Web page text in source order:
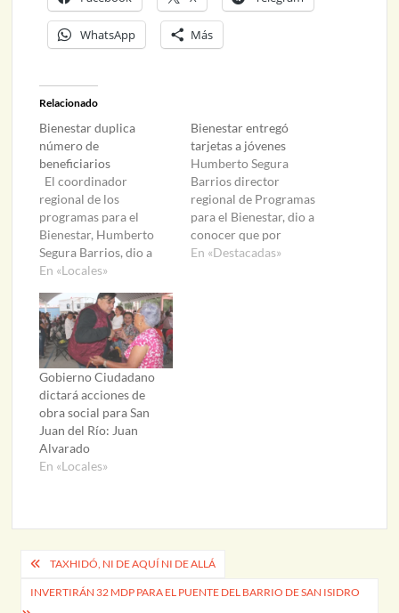
WhatsApp Más
Relacionado
Bienestar duplica
número de
beneficiarios
El coordinador
regional de los
programas para el
Bienestar, Humberto
Segura Barrios, dio a
conocer que, para el
estarán triplicando el
número de beneficiados
del programa de
pensiones para los
adultos mayores.
Explicó que, así como
han aumentado los
beneficiados en San
Juan del Río…
En «Locales»
Bienestar entregó
tarjetas a jóvenes
Humberto Segura
Barrios director
regional de Programas
para el Bienestar, dio a
conocer que por
primera vez se realizó la
En «Destacadas»
Gobierno Ciudadano
dictará acciones de
obra social para San
Juan del Río: Juan
Alvarado
En «Locales»
Navegación
de
TAXHIDÓ, NI DE AQUÍ NI DE ALLÁ
INVERTIRÁN 32 MDP PARA EL PUENTE DEL BARRIO DE SAN ISIDRO